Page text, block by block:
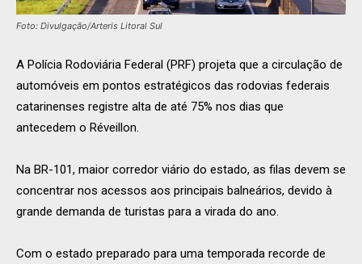
Foto: Divulgação/Arteris Litoral Sul
A Polícia Rodoviária Federal (PRF) projeta que a circulação de
automóveis em pontos estratégicos das rodovias federais
catarinenses registre alta de até 75% nos dias que
antecedem o Réveillon.
Na BR-101, maior corredor viário do estado, as filas devem se
concentrar nos acessos aos principais balneários, devido à
grande demanda de turistas para a virada do ano.
Com o estado preparado para uma temporada recorde de